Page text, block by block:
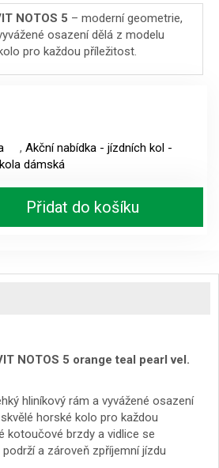
NOTOS 5 – moderní geometrie,
osazení dělá z modelu
pro každou příležitost.
, Akční nabídka - jízdních kol -
dámská
Přidat do košíku
NOTOS 5 orange teal pearl vel.
hliníkový rám a vyvážené osazení
horské kolo pro každou
kotoučové brzdy a vidlice se
a zároveň zpříjemní jízdu